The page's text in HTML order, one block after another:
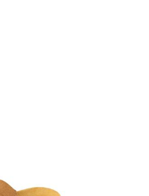
en unos pocos días!